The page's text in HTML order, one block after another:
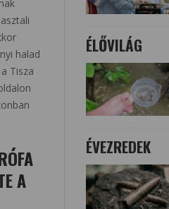
halad
Tisza
A
ÉLŐVILÁG
ÉVEZREDEK